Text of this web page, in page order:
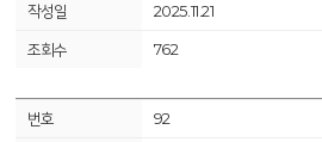
2025.11.21
762
92